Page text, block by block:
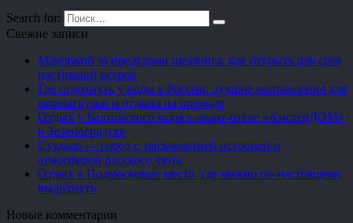
Search for:
Свежие записи
Маврикий за пределами шезлонга: как открыть для себя
настоящий остров
Где отдохнуть у воды в России: лучшие направления для
перезагрузки и отдыха на природе
Отдых у Балтийского моря в апарт-отеле «АмстерДОМ»
в Зеленоградске
Суздаль — город с тысячелетней историей и
атмосферой русского уюта
Отдых в Подмосковье: место, где можно по-настоящему
выдохнуть
Новые комментарии